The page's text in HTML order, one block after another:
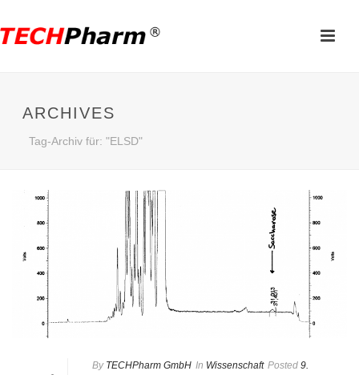
ARCHIVES
Tag-Archiv für: "ELSD"
By TECHPharm GmbH In Wissenschaft Posted 9.